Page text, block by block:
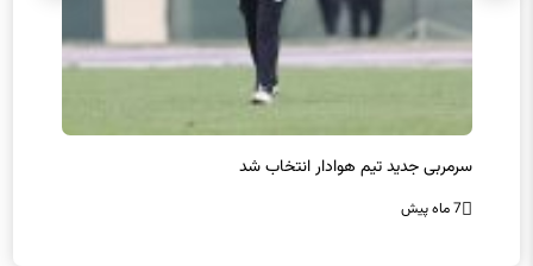
سرمربی جدید تیم هوادار انتخاب شد
7 ماه پیش